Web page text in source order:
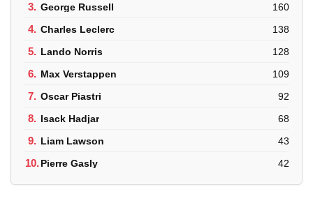
3. George Russell 160
4. Charles Leclerc 138
5. Lando Norris 128
6. Max Verstappen 109
7. Oscar Piastri 92
8. Isack Hadjar 68
9. Liam Lawson 43
10.Pierre Gasly 42